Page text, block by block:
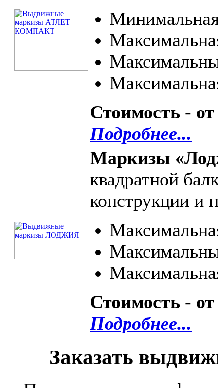
Стоимость -
Подробнее...
Маркизы
квадратной
конструкции и
Стоимость -
Подробнее...
Заказать